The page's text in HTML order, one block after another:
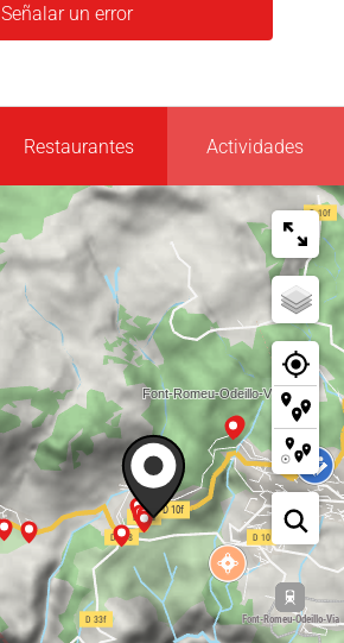
Señalar un error
Restaurantes Actividades